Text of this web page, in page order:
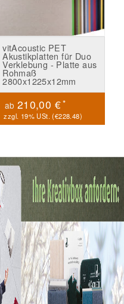
vitAcoustic PET
Akustikplatten für Duo
Verklebung - Platte aus
Rohmaß
2800x1225x12mm
ab 210,00 €*
zzgl. 19% USt. (€228.48)